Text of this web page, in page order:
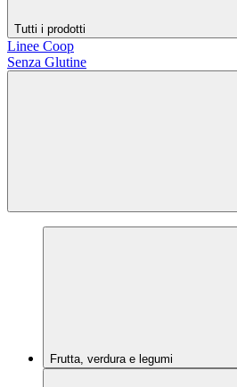
Tutti i prodotti
Linee Coop
Senza Glutine
Frutta, verdura e legumi